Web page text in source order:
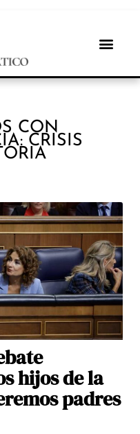
CON
CRISIS
hijos de la
padres